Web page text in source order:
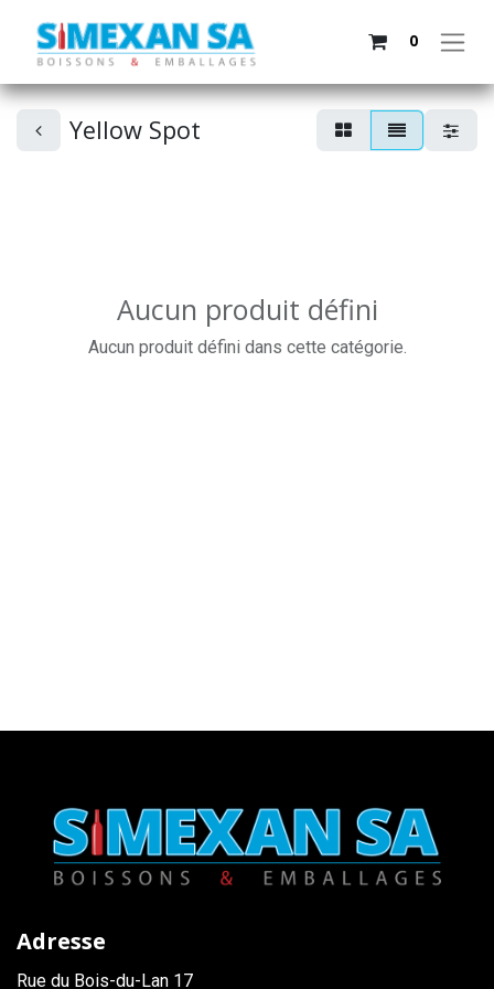
0
Yellow Spot
Aucun produit défini
Aucun produit défini dans cette catégorie.
Adresse
Rue du Bois-du-Lan 17